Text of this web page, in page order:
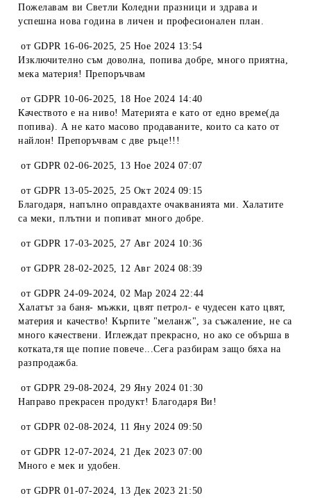
Пожелавам ви Светли Коледни празници и здрава и
успешна нова година в личен и професионален план.
от GDPR 16-06-2025,25 Ное 2024 13:54
Изключително съм доволна, попива добре, много приятна,
мека материя! Препоръчвам
от GDPR 10-06-2025, 18 Ное 2024 14:40
Качеството е на ниво! Материята е като от едно време(да
попива). А не като масово продаваните, които са като от
найлон! Препоръчвам с две ръце!!!
от GDPR 02-06-2025, 13 Ное 2024 07:07
от GDPR 13-05-2025,25 Окт 2024 09:15
Благодаря, напълно оправдахте очакванията ми. Халатите
са меки, плътни и попиват много добре.
от GDPR 17-03-2025,27 Авг 2024 10:36
от GDPR 28-02-2025, 12 Авг 2024 08:39
от GDPR 24-09-2024,02 Мар 2024 22:44
Халатът за баня- мъжки, цвят петрол- е чудесен като цвят,
материя и качество! Кърпите "меланж", за съжаление, не са
много качествени. Иглеждат прекрасно, но ако се обърша в
котката,тя ще попие повече...Сега разбирам защо бяха на
разпродажба.
от GDPR 29-08-2024,29 Яну 2024 01:30
Направо прекрасен продукт! Благодаря Ви!
от GDPR 02-08-2024, 11 Яну 2024 09:50
от GDPR 12-07-2024,21 Дек 2023 07:00
Много е мек и удобен.
от GDPR 01-07-2024, 13 Дек 2023 21:50